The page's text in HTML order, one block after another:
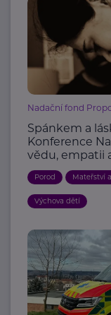
Nadační fond
Spánkem a
Konference
vědu, empatii
Porod Mateřství
Výchova dětí